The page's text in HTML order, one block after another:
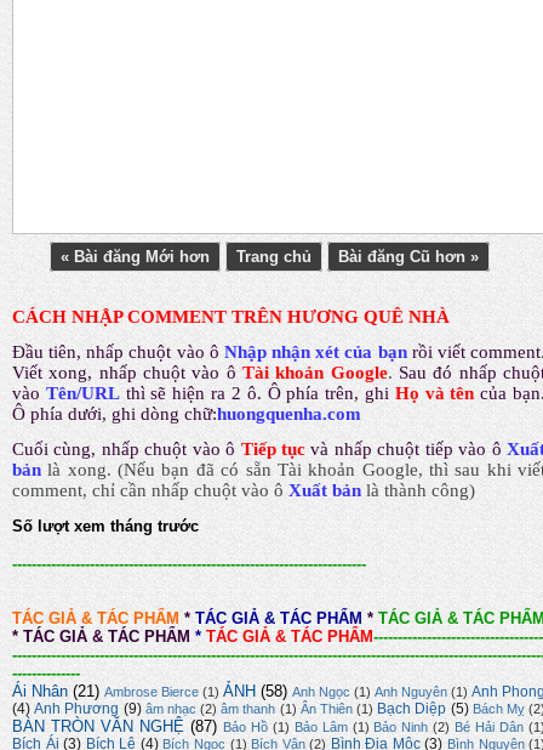
« Bài đăng Mới hơn Trang chủ Bài đăng Cũ hơn »
CÁCH NHẬP COMMENT TRÊN HƯƠNG QUÊ NHÀ
Đầu tiên, nhấp chuột vào ô Nhập nhận xét của bạn rồi viết comment
Viết xong, nhấp chuột vào ô Tài khoản Google. Sau đó nhấp
vào Tên/URL thì sẽ hiện ra 2 ô. Ô phía trên, ghi Họ và tên của
Ô phía dưới, ghi dòng chữ:huongquenha.com
Cuối cùng, nhấp chuột vào ô Tiếp tục và nhấp chuột tiếp vào ô
bản là xong.(Nếu bạn đã có sẵn Tài khoản Google, thì sau khi
comment, chỉ cần nhấp chuột vào ô Xuất bản là thành công)
Số lượt xem tháng trước
-------------------------------------------------------------------------
TÁC GIẢ & TÁC PHẨM * TÁC GIẢ & TÁC PHẨM * TÁC GIẢ & TÁC
* TÁC GIẢ & TÁC PHẨM *TÁC GIẢ & TÁC PHẨM-----------------------------------
--------------
Ái Nhân (21) Ambrose Bierce (1) ẢNH (58) Anh Ngọc (1) Anh Nguyên (1) Anh
(4) Anh Phương (9) âm nhạc (2) âm thanh (1) Ân Thiên (1) Bạch Diệp (5) Bách Mỵ
BÀN TRÒN VĂN NGHỆ (87) Bảo Hồ (1) Bảo Lâm (1) Bảo Ninh (2) Bé Hải Dân
Bích Ái (3) Bích Lê (4) Bích Ngọc (1) Bích Vân (2) Bình Địa Mộc (3) Bình Nguyên